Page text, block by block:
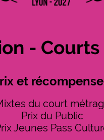
-
et
du court
Prix du Public
Jeunes Pass